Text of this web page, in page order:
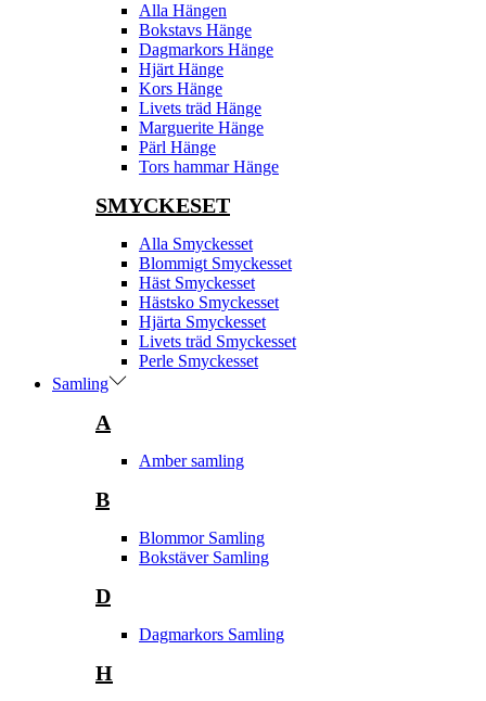
Alla Hängen
Bokstavs Hänge
Dagmarkors Hänge
Hjärt Hänge
Kors Hänge
Livets träd Hänge
Marguerite Hänge
Pärl Hänge
Tors hammar Hänge
SMYCKESET
Alla Smyckesset
Blommigt Smyckesset
Häst Smyckesset
Hästsko Smyckesset
Hjärta Smyckesset
Livets träd Smyckesset
Perle Smyckesset
Samling
A
Amber samling
B
Blommor Samling
Bokstäver Samling
D
Dagmarkors Samling
H